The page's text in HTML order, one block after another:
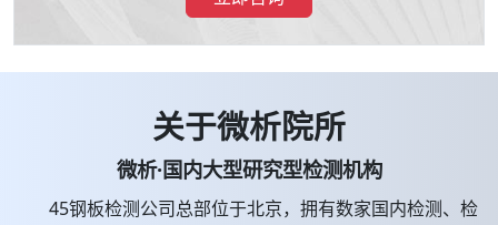
关于微析院所
微析·国内大型研究型检测机构
45钢板检测公司总部位于北京，拥有数家国内检测、检